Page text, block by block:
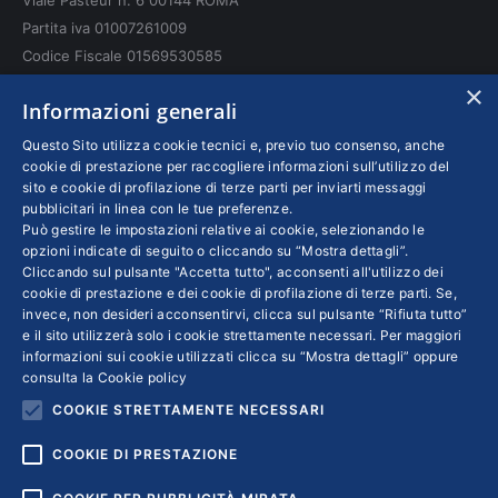
windowwindowwindow
Partita iva 01007261009
Codice Fiscale 01569530585
INFO LEGALI
Colophon editoriali
Disclaimer
Privacy
Coordinate Bancarie
×
Informazioni generali
Questo Sito utilizza cookie tecnici e, previo tuo consenso, anche
cookie di prestazione per raccogliere informazioni sull’utilizzo del
sito e cookie di profilazione di terze parti per inviarti messaggi
pubblicitari in linea con le tue preferenze.
Può gestire le impostazioni relative ai cookie, selezionando le
opzioni indicate di seguito o cliccando su “Mostra dettagli”.
Cliccando sul pulsante "Accetta tutto", acconsenti all'utilizzo dei
cookie di prestazione e dei cookie di profilazione di terze parti. Se,
invece, non desideri acconsentirvi, clicca sul pulsante “Rifiuta tutto”
e il sito utilizzerà solo i cookie strettamente necessari. Per maggiori
informazioni sui cookie utilizzati clicca su “Mostra dettagli” oppure
consulta la Cookie policy
COOKIE STRETTAMENTE NECESSARI
COOKIE DI PRESTAZIONE